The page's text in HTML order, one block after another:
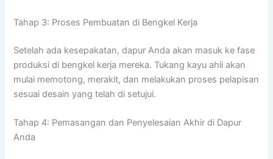
Tahap 3: Proses Pembuatan di Bengkel Kerja
Setelah ada kesepakatan, dapur Anda akan masuk ke fase
produksi di bengkel kerja mereka. Tukang kayu ahli akan
mulai memotong, merakit, dan melakukan proses pelapisan
sesuai desain yang telah di setujui.
Tahap 4: Pemasangan dan Penyelesaian Akhir di Dapur
Anda